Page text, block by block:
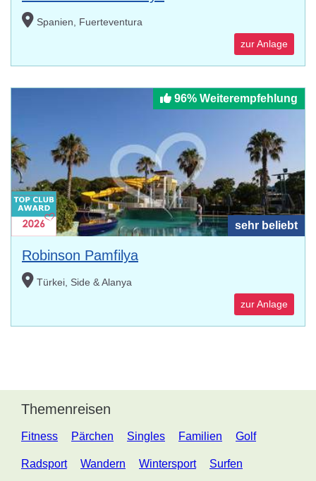
Spanien, Fuerteventura
zur Anlage
96% Weiterempfehlung
sehr beliebt
Robinson Pamfilya
Türkei, Side & Alanya
zur Anlage
Themenreisen
Fitness Pärchen Singles Familien Golf
Radsport Wandern Wintersport Surfen